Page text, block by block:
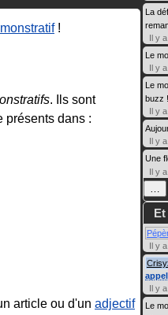
!
. Ils sont
présents dans :
article ou d'un adjectif
La
Il y
Le
Il y
Le
buzz !
Il y
Il y
Une
Il y
…
Il y
Il y
Le